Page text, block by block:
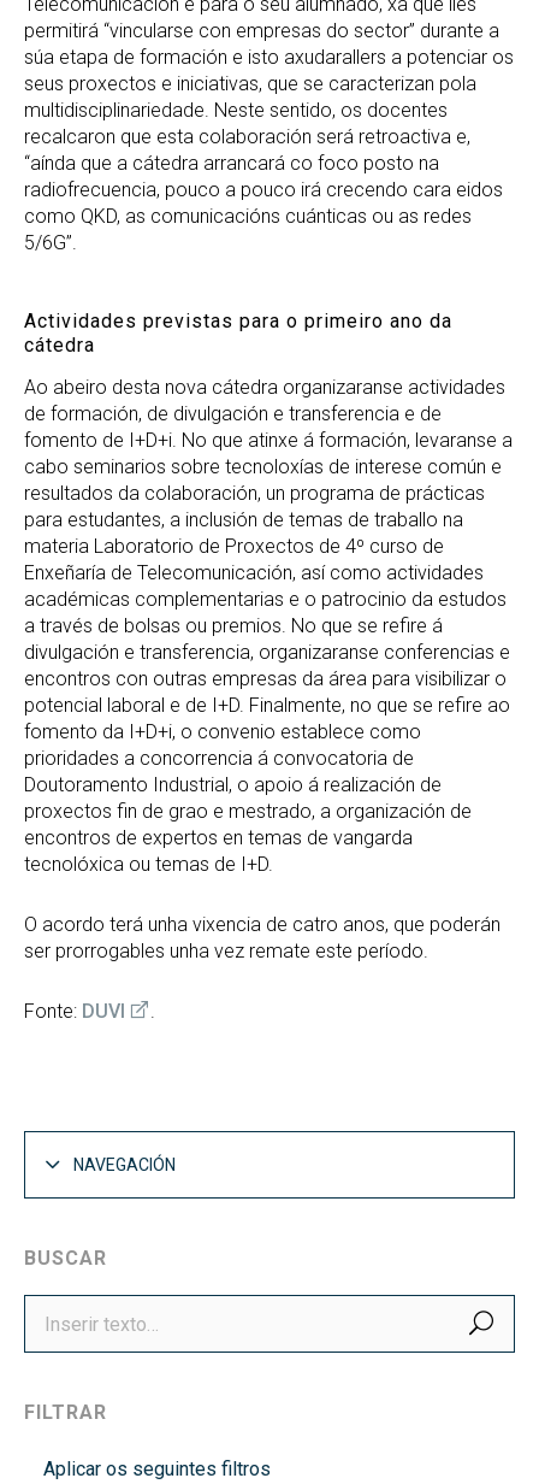
permitirá “vincularse con empresas do sector” durante a
súa etapa de formación e isto axudarallers a potenciar os
seus proxectos e iniciativas, que se caracterizan pola
multidisciplinariedade. Neste sentido, os docentes
recalcaron que esta colaboración será retroactiva e,
“aínda que a cátedra arrancará co foco posto na
radiofrecuencia, pouco a pouco irá crecendo cara eidos
como QKD, as comunicacións cuánticas ou as redes
5/6G”.
Actividades previstas para o primeiro ano da
cátedra
Ao abeiro desta nova cátedra organizaranse actividades
de formación, de divulgación e transferencia e de
fomento de I+D+i. No que atinxe á formación, levaranse a
cabo seminarios sobre tecnoloxías de interese común e
resultados da colaboración, un programa de prácticas
para estudantes, a inclusión de temas de traballo na
materia Laboratorio de Proxectos de 4º curso de
Enxeñaría de Telecomunicación, así como actividades
académicas complementarias e o patrocinio da estudos
a través de bolsas ou premios. No que se refire á
divulgación e transferencia, organizaranse conferencias e
encontros con outras empresas da área para visibilizar o
potencial laboral e de I+D. Finalmente, no que se refire ao
fomento da I+D+i, o convenio establece como
prioridades a concorrencia á convocatoria de
Doutoramento Industrial, o apoio á realización de
proxectos fin de grao e mestrado, a organización de
encontros de expertos en temas de vangarda
tecnolóxica ou temas de I+D.
O acordo terá unha vixencia de catro anos, que poderán
ser prorrogables unha vez remate este período.
Fonte: DUVI .
NAVEGACIÓN
BUSCAR
FILTRAR
Aplicar os seguintes filtros